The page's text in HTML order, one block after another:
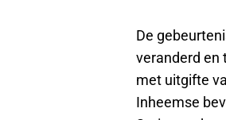
De
veranderd en
met uitgifte
Inheemse